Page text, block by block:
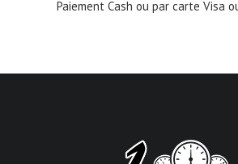
Paiement Cash ou par carte Visa